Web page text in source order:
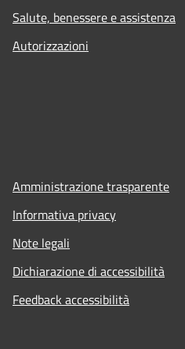
Salute, benessere e assistenza
Autorizzazioni
Amministrazione trasparente
Informativa privacy
Note legali
Dichiarazione di accessibilità
Feedback accessibilità